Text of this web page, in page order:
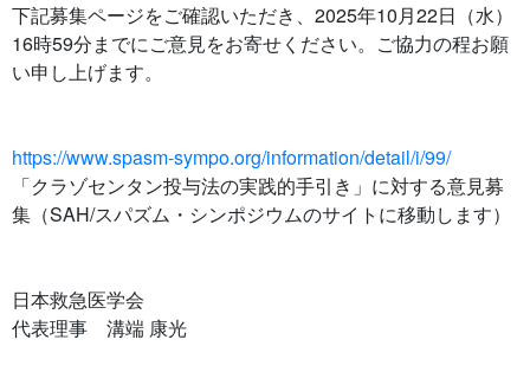
下記募集ページをご確認いただき、2025年10月22日（水）
16時59分までにご意見をお寄せください。ご協力の程お願
い申し上げます。
https://www.spasm-sympo.org/information/detail/i/99/
「クラゾセンタン投与法の実践的手引き」に対する意見募
集（SAH/スパズム・シンポジウムのサイトに移動します）
日本救急医学会
代表理事 溝端 康光